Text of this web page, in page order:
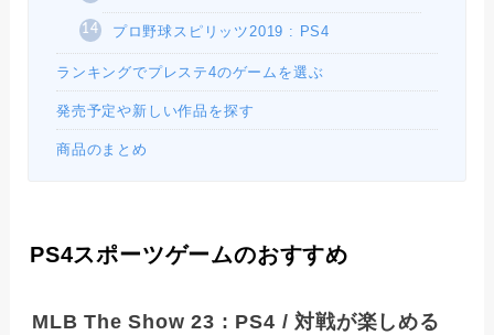
プロ野球スピリッツ2019 : PS4
ランキングでプレステ4のゲームを選ぶ
発売予定や新しい作品を探す
商品のまとめ
PS4スポーツゲームのおすすめ
MLB The Show 23 : PS4 / 対戦が楽しめる